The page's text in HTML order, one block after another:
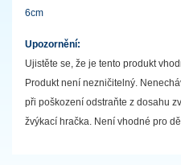
6cm
Upozornění:
Ujistěte se, že je tento produkt
Produkt není nezničitelný.
při poškození odstraňte z dosahu
žvýkací hračka. Není vhodné pro